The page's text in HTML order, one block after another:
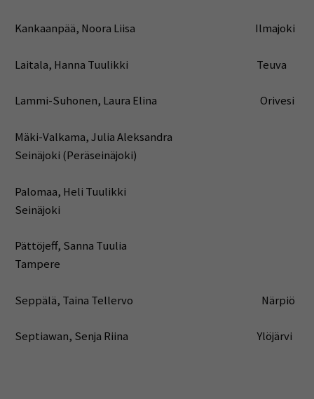
Kankaanpää, Noora Liisa Ilmajoki
Laitala, Hanna Tuulikki Teuva
Lammi-Suhonen, Laura Elina Orivesi
Mäki-Valkama, Julia Aleksandra
Seinäjoki (Peräseinäjoki)
Palomaa, Heli Tuulikki
Seinäjoki
Pättöjeff, Sanna Tuulia
Tampere
Seppälä, Taina Tellervo Närpiö
Septiawan, Senja Riina Ylöjärvi